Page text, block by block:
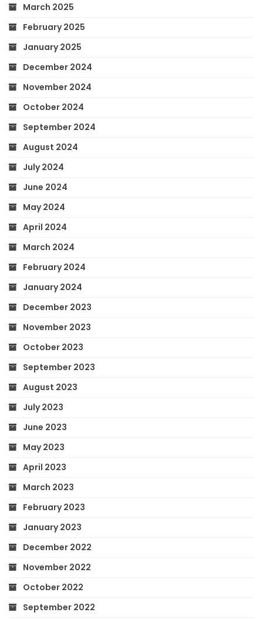
March 2025
February 2025
January 2025
December 2024
November 2024
October 2024
September 2024
August 2024
July 2024
June 2024
May 2024
April 2024
March 2024
February 2024
January 2024
December 2023
November 2023
October 2023
September 2023
August 2023
July 2023
June 2023
May 2023
April 2023
March 2023
February 2023
January 2023
December 2022
November 2022
October 2022
September 2022